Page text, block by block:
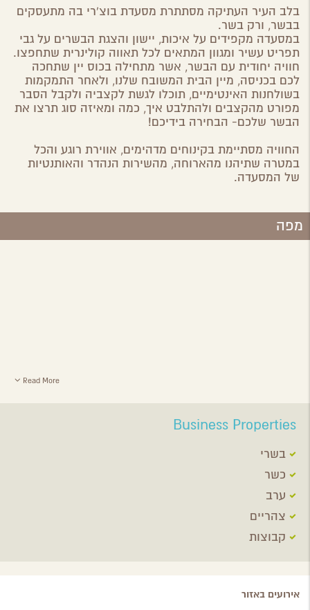
Email
Twitter
Google
Plus
בלב העיר העתיקה מסתתרת מסעדת בוצ'רי בה מתעסקים
בבשר, ורק בשר.
במסעדה מקפידים על איכות, יישון והצגת הבשרים על גבי
תפריט עשיר ומגוון המתאים לכל תאווה קולינרית שתחפצו.
חוויה יחודית עם הבשר, אשר מתחילה בכוס יין שתחכה
לכם בכניסה, מיין הבית המשובח שלנו, ולאחר התמקמות
בשולחנות האינטימיים, תוכלו לגשת לקצביה ולקבל הסבר
מפורט מהקצבים ולהתלבט איך, כמה ומאיזה סוג תרצו את
הבשר שלכם- הבחירה בידיכם!
החוויה מסתיימת בקינוחים מדהימים, אווירת רוגע והכל
במטרה שתיהנו מהארוחה, מהשירות הנהדר והאותנטיות
של המסעדה.
מפה
Read More
Business Properties
בשרי
כשר
ערב
צהריים
קבוצות
אירועים באזור